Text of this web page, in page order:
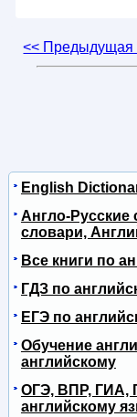
<< Предыдущая
English
Англо-Русские
словари,
Все книги по
ГДЗ по
ЕГЭ по
Обучение
английскому
ОГЭ, ВПР, ГИА,
английскому